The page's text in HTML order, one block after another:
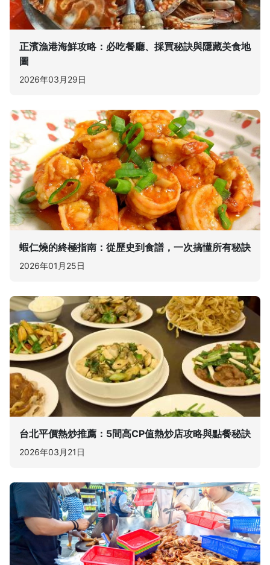
正濱漁港海鮮攻略：必吃餐廳、採買秘訣與隱藏美食地
圖
2026年03月29日
蝦仁燒的終極指南：從歷史到食譜，一次搞懂所有秘訣
2026年01月25日
台北平價熱炒推薦：5間高CP值熱炒店攻略與點餐秘訣
2026年03月21日